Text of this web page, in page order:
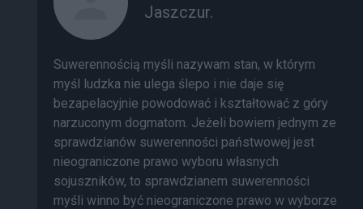
Jaszczur.
Suwerennością myśli nazywam stan, w którym
myśl ludzka nie ulega ślepo i nie daje się
bezapelacyjnie powodować i kształtować z góry
narzuconym dogmatom. Jeżeli bowiem jednym ze
sprawdzianów suwerenności państwowej jest
nieograniczone prawo wyboru własnych
sojuszników, to sprawdzianem suwerenności
myśli winno być nieograniczone prawo w wyborze